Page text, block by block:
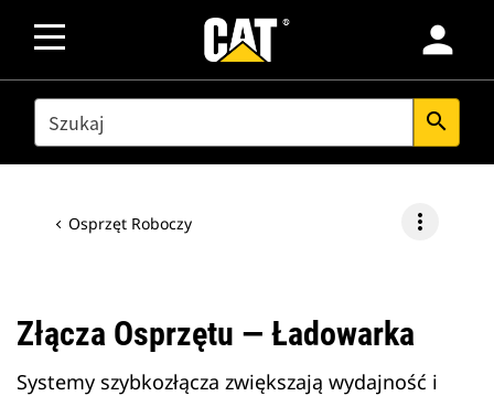
person
SEARCH search
Osprzęt Roboczy more_vert
Złącza Osprzętu — Ładowarka
Systemy szybkozłącza zwiększają wydajność i